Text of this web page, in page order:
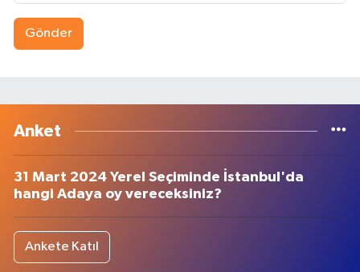
Gönder
Anket
31 Mart 2024 Yerel Seçiminde İstanbul'da
hangi Adaya oy vereceksiniz?
Ankete Katıl